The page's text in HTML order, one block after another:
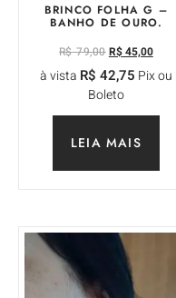
BRINCO FOLHA G –
BANHO DE OURO.
R$79,00R$45,00
à vista R$ 42,75 Pix ou
Boleto
LEIA MAIS